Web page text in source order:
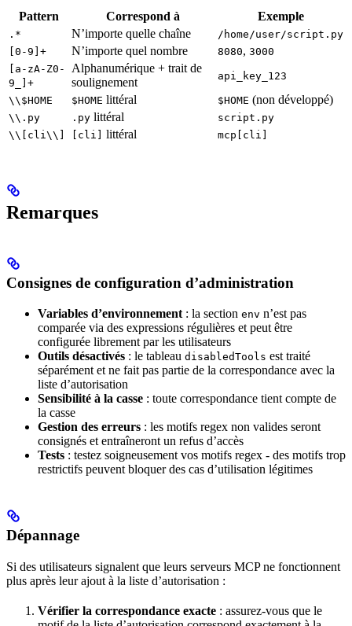
Pattern Correspond à Exemple
.* N’importe quelle chaîne
/home/user/script.py
[0-9]+
N’importe quel nombre 8080, 3000
[a-zA-Z0-
9_]+
Alphanumérique + trait de
soulignement
api_key_123
\\$HOME $HOME littéral $HOME (non développé)
\\.py .py littéral
script.py
\\[cli\\]
[cli] littéral mcp[cli]
Remarques
Consignes de configuration d’administration
Variables d’environnement : la section env n’est pas
comparée via des expressions régulières et peut être
configurée librement par les utilisateurs
Outils désactivés : le tableau disabledTools est traité
séparément et ne fait pas partie de la correspondance avec la
liste d’autorisation
Sensibilité à la casse : toute correspondance tient compte de
la casse
Gestion des erreurs : les motifs regex non valides seront
consignés et entraîneront un refus d’accès
Tests : testez soigneusement vos motifs regex - des motifs trop
restrictifs peuvent bloquer des cas d’utilisation légitimes
Dépannage
Si des utilisateurs signalent que leurs serveurs MCP ne fonctionnent
plus après leur ajout à la liste d’autorisation :
Vérifier la correspondance exacte : assurez-vous que le